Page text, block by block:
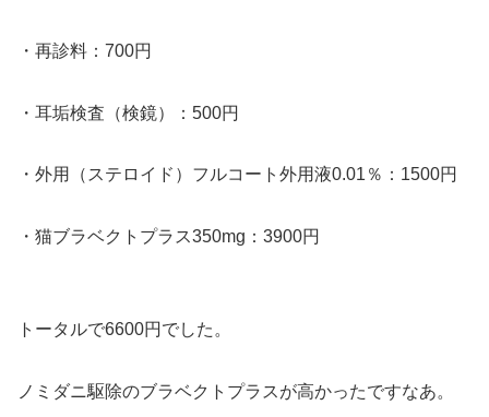
・再診料：700円
・耳垢検査（検鏡）：500円
・外用（ステロイド）フルコート外用液0.01％：1500円
・猫ブラベクトプラス350mg：3900円
トータルで6600円でした。
ノミダニ駆除のブラベクトプラスが高かったですなあ。